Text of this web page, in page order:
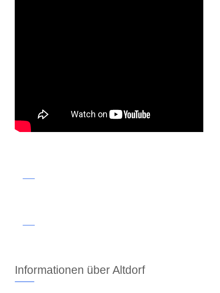
Informationen über Altdorf